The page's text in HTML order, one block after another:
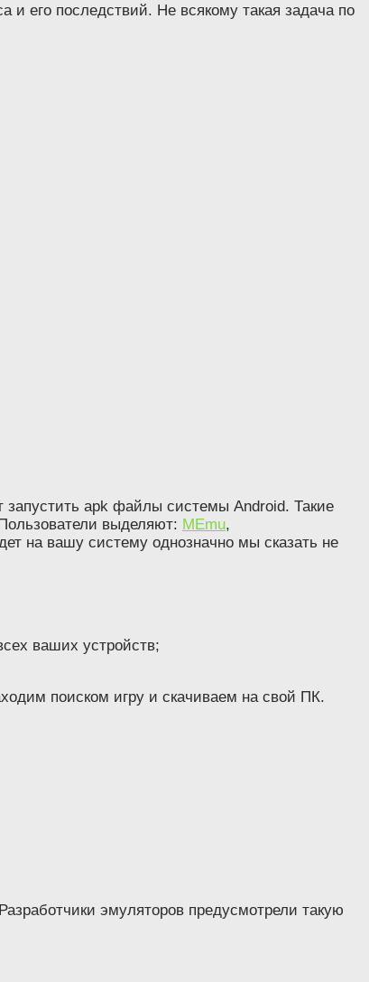
его последствий. Не всякому такая задача по
запустить apk файлы системы Android. Такие
выделяют: MEmu,
на вашу систему однозначно мы сказать не
ваших устройств;
поиском игру и скачиваем на свой ПК.
эмуляторов предусмотрели такую